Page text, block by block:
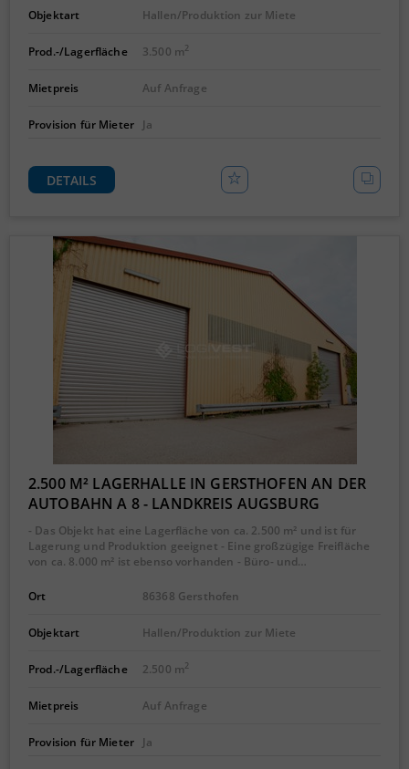
Objektart Hallen/Produktion zur Miete
Prod.-/Lagerfläche 3.500 m2
Mietpreis Auf Anfrage
Provision für Mieter Ja
DETAILS
2.500 M² LAGERHALLE IN GERSTHOFEN AN DER
AUTOBAHN A 8 - LANDKREIS AUGSBURG
- Das Objekt hat eine Lagerfläche von ca. 2.500 m² und ist für
Lagerung und Produktion geeignet - Eine großzügige Freifläche
von ca. 8.000 m² ist ebenso vorhanden - Büro- und…
Ort 86368 Gersthofen
Objektart Hallen/Produktion zur Miete
Prod.-/Lagerfläche 2.500 m2
Mietpreis Auf Anfrage
Provision für Mieter Ja